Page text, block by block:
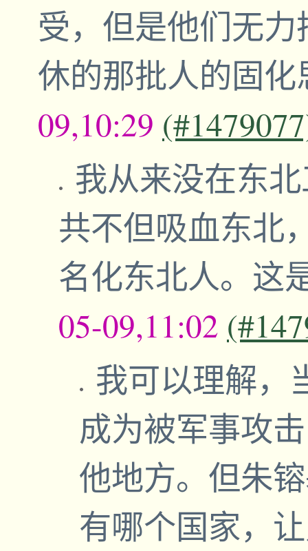
受，但是他们无
休的那批人的固
09,10:29
我从来没在东
共不但吸血东北
名化东北人。这
05-09,11:02
我可以理解，
成为被军事攻
他地方。但朱
有哪个国家，